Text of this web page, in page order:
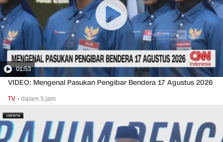
01:53
VIDEO: Mengenal Pasukan Pengibar Bendera 17 Agustus 2026
TV •dalam 5 jam